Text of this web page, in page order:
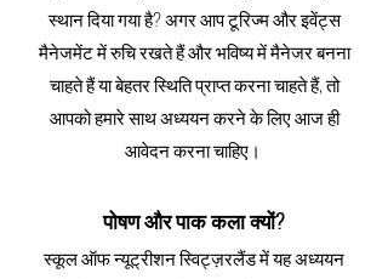
स्थान दिया गया है? अगर आप टूरिज्म और इवेंट्स
मैनेजमेंट में रुचि रखते हैं और भविष्य में मैनेजर बनना
चाहते हैं या बेहतर स्थिति प्राप्त करना चाहते हैं, तो
आपको हमारे साथ अध्ययन करने के लिए आज ही
आवेदन करना चाहिए।
पोषण और पाक कला क्यों?
स्कूल ऑफ न्यूट्रीशन स्विट्ज़रलैंड में यह अध्ययन